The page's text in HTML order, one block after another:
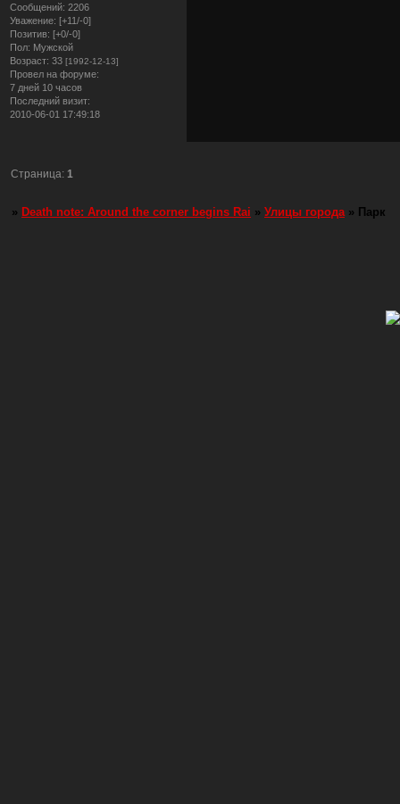
Сообщений: 2206
Уважение: [+11/-0]
Позитив: [+0/-0]
Пол: Мужской
Возраст: 33 [1992-12-13]
Провел на форуме:
7 дней 10 часов
Последний визит:
2010-06-01 17:49:18
Страница:1
» Death note: Around the corner begins Rai » Улицы города » Парк